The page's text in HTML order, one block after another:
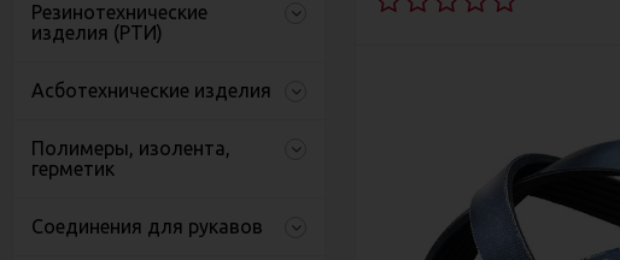
Резинотехнические
изделия (РТИ)
Асботехнические изделия
Полимеры, изолента,
герметик
Соединения для рукавов